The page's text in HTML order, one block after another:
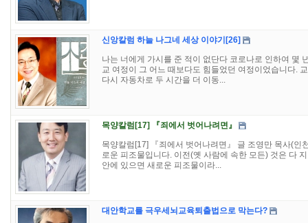
신앙칼럼 하늘 나그네 세상 이야기[26]
나는 너에게 가시를 준 적이 없단다 코로나로 인하여 몇
교 여정이 그 어느 때보다도 힘들었던 여정이었습니다.
다시 자동차로 두 시간을 더 이동...
목양칼럼[17] 『죄에서 벗어나려면』
목양칼럼[17] 『죄에서 벗어나려면』 글 조영만 목사(
로운 피조물입니다. 이전(옛 사람에 속한 모든) 것은 다
안에 있으면 새로운 피조물이라...
대안학교를 극우세뇌교육퇴출법으로 막는다?